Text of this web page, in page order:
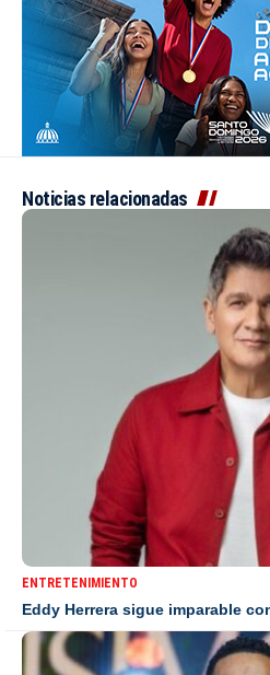
Noticias relacionadas
ENTRETENIMIENTO
Eddy Herrera sigue imparable